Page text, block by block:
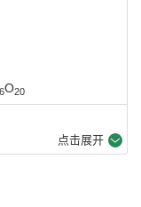
O20
点击展开